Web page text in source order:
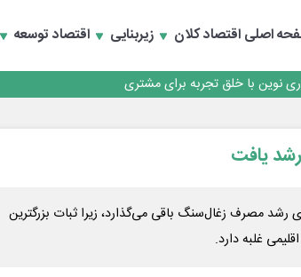
اصلیاقتصاد کلان زیربنایی اقتصاد توسعه
مرکزی منصوب شد
منابع پایدار، درآمدهای کارمزدی و بازسازی اعتماد مشتریان
نوین با خلق تجربه برای مشتری
سالروز تأسیس بانک
مرکزی منصوب شد
منابع پایدار، درآمدهای کارمزدی و بازسازی اعتماد مشتریان
یافت
رشد مصرف زغال‌سنگ باقی می‌گذارد، زیرا ثبات بزرگترین
غلبه دارد.